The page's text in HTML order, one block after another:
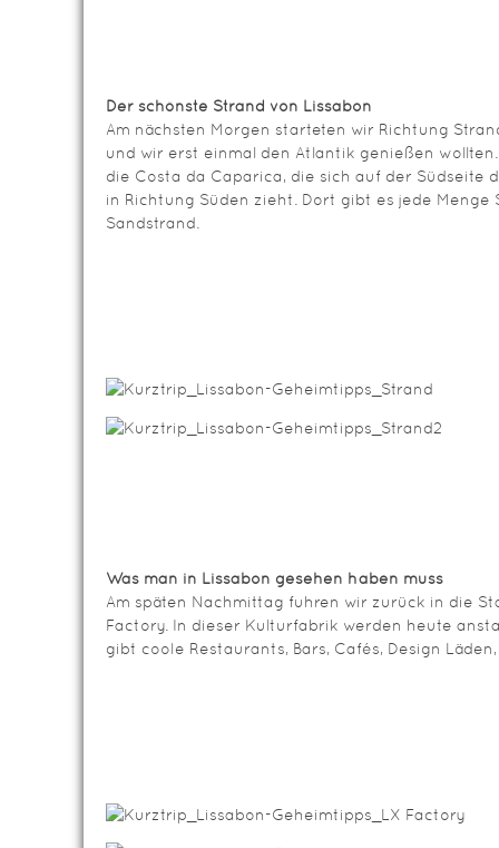
Der schönste Strand von Lissabon
Am nächsten Morgen starteten wir Richtung
und wir erst einmal den Atlantik genießen
die Costa da Caparica, die sich auf der Südseite
in Richtung Süden zieht. Dort gibt es jede
Sandstrand.
Was man in Lissabon gesehen haben muss
Am späten Nachmittag fuhren wir zurück in die
Factory. In dieser Kulturfabrik werden heute
gibt coole Restaurants, Bars, Cafés, Design